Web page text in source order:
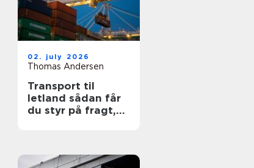
02. july 2026
Thomas Andersen
Transport til
letland sådan får
du styr på fragt,